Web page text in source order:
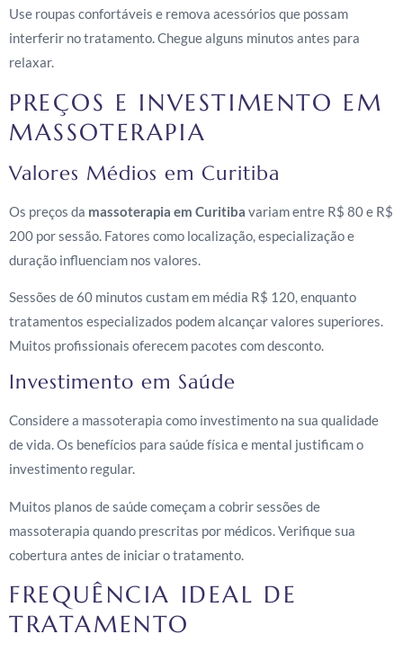
Use roupas confortáveis e remova acessórios que possam
interferir no tratamento. Chegue alguns minutos antes para
relaxar.
PREÇOS E INVESTIMENTO EM
MASSOTERAPIA
Valores Médios em Curitiba
Os preços da massoterapia em Curitiba variam entre R$ 80 e R$
200 por sessão. Fatores como localização, especialização e
duração influenciam nos valores.
Sessões de 60 minutos custam em média R$ 120, enquanto
tratamentos especializados podem alcançar valores superiores.
Muitos profissionais oferecem pacotes com desconto.
Investimento em Saúde
Considere a massoterapia como investimento na sua qualidade
de vida. Os benefícios para saúde física e mental justificam o
investimento regular.
Muitos planos de saúde começam a cobrir sessões de
massoterapia quando prescritas por médicos. Verifique sua
cobertura antes de iniciar o tratamento.
FREQUÊNCIA IDEAL DE
TRATAMENTO